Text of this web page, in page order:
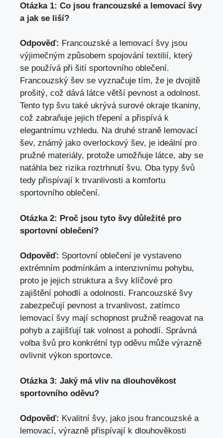
Otázka 1: Co jsou francouzské a lemovací švy
a jak se liší?
Odpověď: Francouzské a lemovací švy jsou
výjimečným způsobem spojování textilií, který
se používá při šití sportovního oblečení.
Francouzský šev se vyznačuje tím, že je dvojitě
prošitý, což dává látce větší pevnost a odolnost.
Tento typ švu také ukrývá surové okraje tkaniny,
což zabraňuje jejich třepení a přispívá k
elegantnímu vzhledu. Na druhé straně lemovací
šev, známý jako overlockový šev, je ideální pro
pružné materiály, protože umožňuje látce, aby se
natáhla bez rizika roztrhnutí švu. Oba typy švů
tedy přispívají k trvanlivosti a komfortu
sportovního oblečení.
Otázka 2: Proč jsou tyto švy důležité pro
sportovní oblečení?
Odpověď: Sportovní oblečení je vystaveno
extrémním podmínkám a intenzivnímu pohybu,
proto je jejich struktura a švy klíčové pro
zajištění pohodlí a odolnosti. Francouzské švy
zabezpečují pevnost a trvanlivost, zatímco
lemovací švy mají schopnost pružně reagovat na
pohyb a zajišťují tak volnost a pohodlí. Správná
volba švů pro konkrétní typ oděvu může výrazně
ovlivnit výkon sportovce.
Otázka 3: Jaký má vliv na dlouhověkost
sportovního oděvu?
Odpověď: Kvalitní švy, jako jsou francouzské a
lemovací, výrazně přispívají k dlouhověkosti